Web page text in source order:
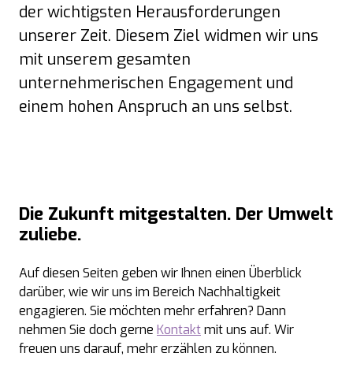
der wichtigsten Herausforderungen
unserer Zeit. Diesem Ziel widmen wir uns
mit unserem gesamten
unternehmerischen Engagement und
einem hohen Anspruch an uns selbst.
Die Zukunft mitgestalten. Der Umwelt
zuliebe.
Auf diesen Seiten geben wir Ihnen einen Überblick
darüber, wie wir uns im Bereich Nachhaltigkeit
engagieren. Sie möchten mehr erfahren? Dann
nehmen Sie doch gerne Kontaktmit uns auf. Wir
freuen uns darauf, mehr erzählen zu können.